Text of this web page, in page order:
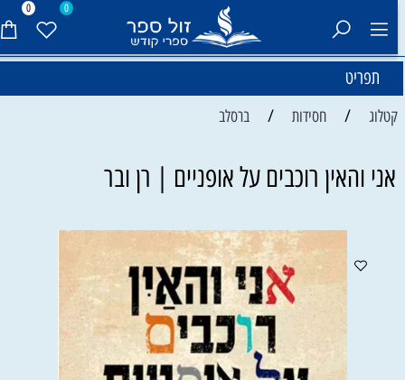
0 0
תפריט
קטלוג / חסידות / ברסלב
אני והאין רוכבים על אופניים | רן ובר